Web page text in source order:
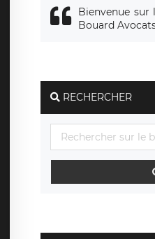
Bienvenue
Bouard
RECHERCHER